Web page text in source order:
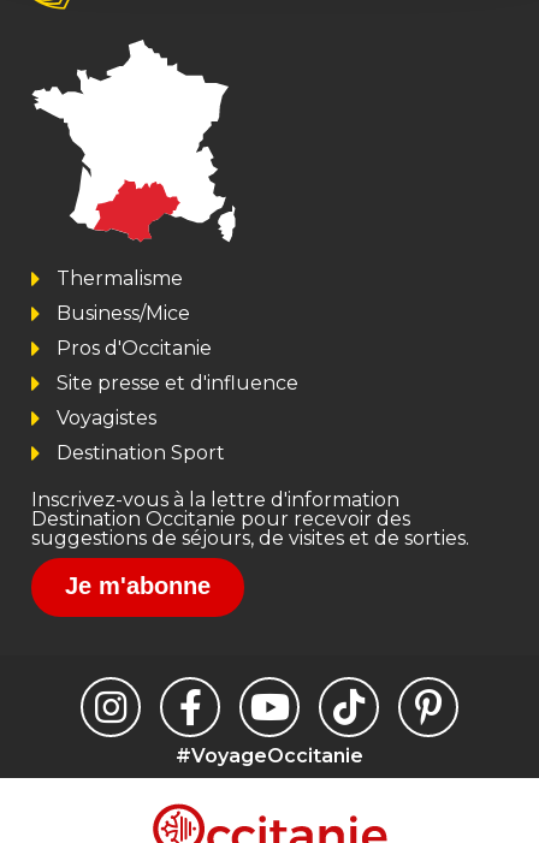
Thermalisme
Business/Mice
Pros d'Occitanie
Site presse et d'influence
Voyagistes
Destination Sport
Inscrivez-vous à la lettre d'information
Destination Occitanie pour recevoir des
suggestions de séjours, de visites et de sorties.
Je m'abonne
#VoyageOccitanie